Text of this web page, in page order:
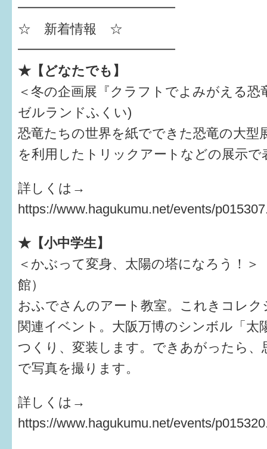
━━━━━━━━━━━━
☆ 新着情報 ☆
━━━━━━━━━━━━
★【どなたでも】
＜冬の企画展『クラフトでよみがえる恐
ゼルランドふくい)
恐竜たちの世界を紙でできた恐竜の大型
を利用したトリックアートなどの展示で
詳しくは→
https://www.hagukumu.net/events/
★【小中学生】
＜かぶって変身、太陽の塔になろう！＞
館）
おふでさんのアート教室。これきコレク
関連イベント。大阪万博のシンボル「太
つくり、変装します。できあがったら、
で写真を撮ります。
詳しくは→
https://www.hagukumu.net/events/
子育て情報誌「ほっと」
食育
福井市図書館オススメの本
お出かけ情報
病気・けが 基本情報
パパもママも子育て
ソーシャルメディア
すまいるサポート行事案内